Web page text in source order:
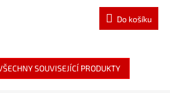
Do košíku
SOUVISEJÍCÍ PRODUKTY